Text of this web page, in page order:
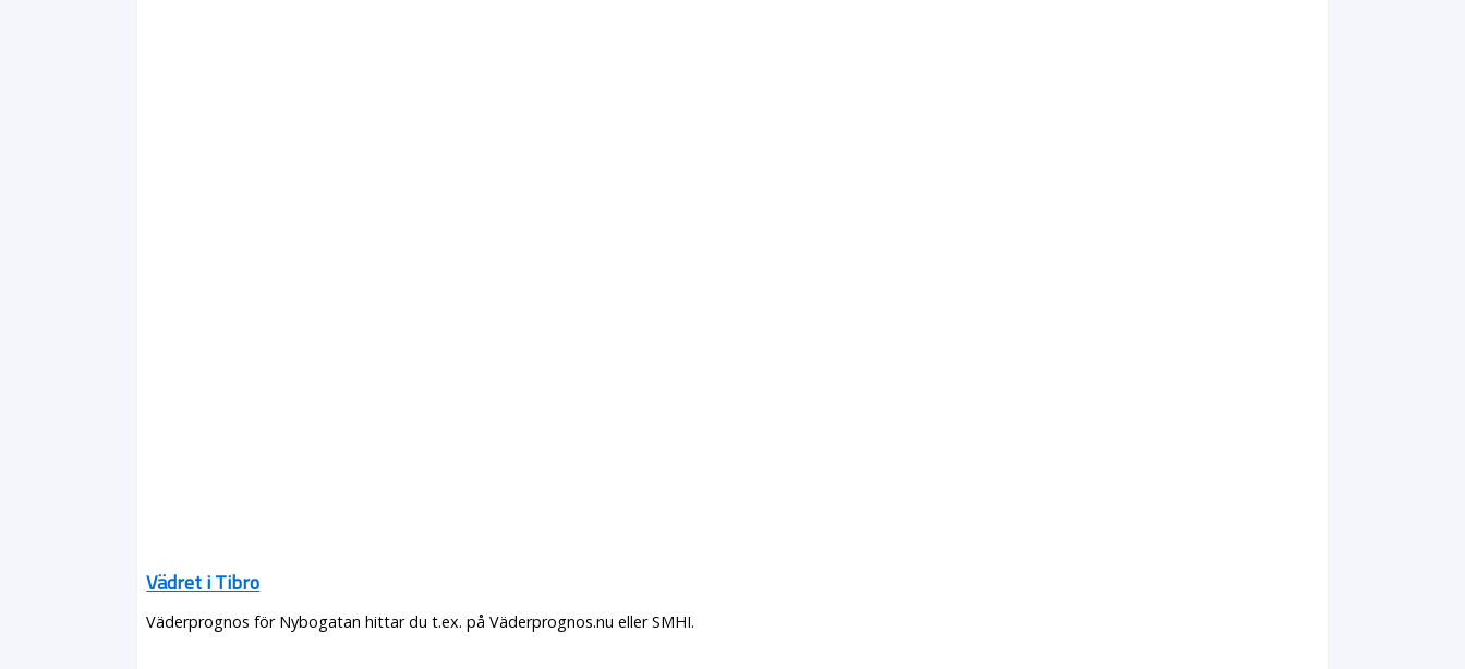
Vädret i Tibro
Väderprognos för Nybogatan hittar du t.ex. på Väderprognos.nu eller SMHI.